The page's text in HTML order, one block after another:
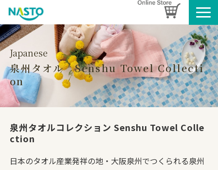
企業情報
製品情報
お知らせ
ブログ
名入れタオルのご案内
Japanese
泉州タオル　Senshu Towel Collecti
on
泉州タオルコレクション Senshu Towel Colle
ction
日本のタオル産業発祥の地・大阪泉州でつくられる泉州